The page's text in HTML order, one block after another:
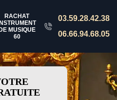
RACHAT
MUSIQUE
60
03.59.28.42.38
06.66.94.68.05